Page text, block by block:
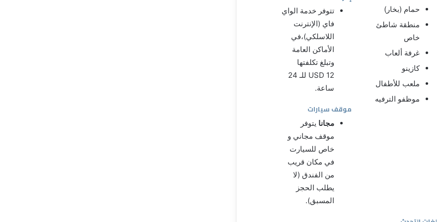
حمام (بخار)
منطقة شاطئ
خاص
غرفة ألعاب
كازينو
ملعب للأطفال
موظفو الترفيه
تتوفر خدمة الواي
فاي (الإنترنت
اللاسلكي)،في
الأماكن العامة
وتبلغ تكلفتها
USD 12 للـ 24
ساعة.
موقف سيارات
مجانا يتوفر
موقف مجاني و
خاص للسيارت
في مكان قريب
من الفندق (لا
يطلب الحجز
المسبق).